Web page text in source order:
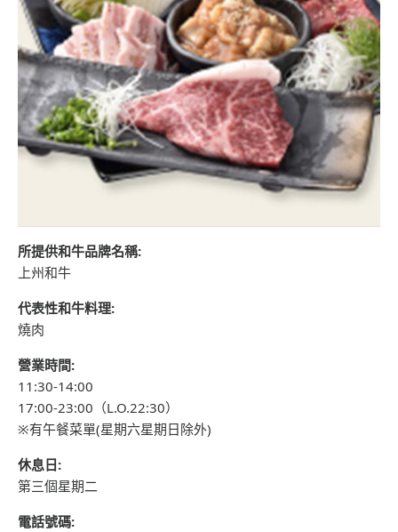
所提供和牛品牌名稱:
上州和牛
代表性和牛料理:
燒肉
營業時間:
11:30-14:00
17:00-23:00（L.O.22:30）
※有午餐菜單(星期六星期日除外)
休息日:
第三個星期二
電話號碼: